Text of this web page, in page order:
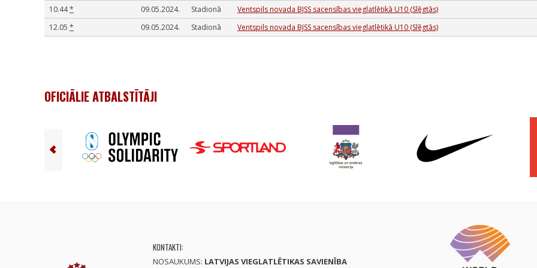
10.44* 09.05.2024. Stadionā
Ventspils novada BJSS sacensības vieglatlētikā U10 (Slēgtās)
12.05 * 09.05.2024. Stadionā Ventspils novada BJSS sacensības vieglatlētikā U10 (Slēgtās)
OFICIĀLIE ATBALSTĪTĀJI
KONTAKTI:
NOSAUKUMS: LATVIJAS VIEGLATLĒTIKAS SAVIENĪBA